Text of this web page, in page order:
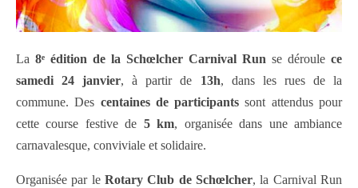
La 8ᵉ édition de la Schœlcher Carnival Run se déroule ce
samedi 24 janvier, à partir de 13h, dans les rues de la
commune. Des centaines de participants sont attendus pour
cette course festive de 5 km, organisée dans une ambiance
carnavalesque, conviviale et solidaire.
Organisée par le Rotary Club de Schœlcher, la Carnival Run